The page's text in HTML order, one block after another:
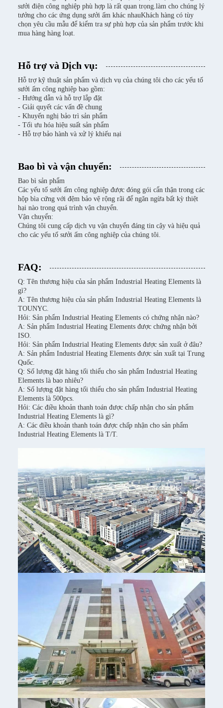
sưởi điện công nghiệp phù hợp là rất quan trọng.làm cho chúng lý
tưởng cho các ứng dụng sưởi ấm khác nhauKhách hàng có tùy
chọn yêu cầu mẫu để kiểm tra sự phù hợp của sản phẩm trước khi
mua hàng hàng loạt.
Hỗ trợ và Dịch vụ:
Hỗ trợ kỹ thuật sản phẩm và dịch vụ của chúng tôi cho các yếu tố
sưởi ấm công nghiệp bao gồm:
- Hướng dẫn và hỗ trợ lắp đặt
- Giải quyết các vấn đề chung
- Khuyến nghị bảo trì sản phẩm
- Tối ưu hóa hiệu suất sản phẩm
- Hỗ trợ bảo hành và xử lý khiếu nại
Bao bì và vận chuyển:
Bao bì sản phẩm
Các yếu tố sưởi ấm công nghiệp được đóng gói cẩn thận trong các
hộp bìa cứng với đệm bảo vệ rộng rãi để ngăn ngừa bất kỳ thiệt
hại nào trong quá trình vận chuyển.
Vận chuyển:
Chúng tôi cung cấp dịch vụ vận chuyển đáng tin cậy và hiệu quả
cho các yếu tố sưởi ấm công nghiệp của chúng tôi.
FAQ:
Q: Tên thương hiệu của sản phẩm Industrial Heating Elements là
gì?
A: Tên thương hiệu của sản phẩm Industrial Heating Elements là
TOUNYC.
Hỏi: Sản phẩm Industrial Heating Elements có chứng nhận nào?
A: Sản phẩm Industrial Heating Elements được chứng nhận bởi
ISO.
Hỏi: Sản phẩm Industrial Heating Elements được sản xuất ở đâu?
A: Sản phẩm Industrial Heating Elements được sản xuất tại Trung
Quốc.
Q: Số lượng đặt hàng tối thiểu cho sản phẩm Industrial Heating
Elements là bao nhiêu?
A: Số lượng đặt hàng tối thiểu cho sản phẩm Industrial Heating
Elements là 500pcs.
Hỏi: Các điều khoản thanh toán được chấp nhận cho sản phẩm
Industrial Heating Elements là gì?
A: Các điều khoản thanh toán được chấp nhận cho sản phẩm
Industrial Heating Elements là T/T.